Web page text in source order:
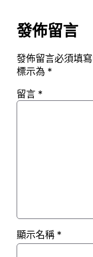
發佈留言
發佈留言必須填
標示為 *
留言 *
顯示名稱 *